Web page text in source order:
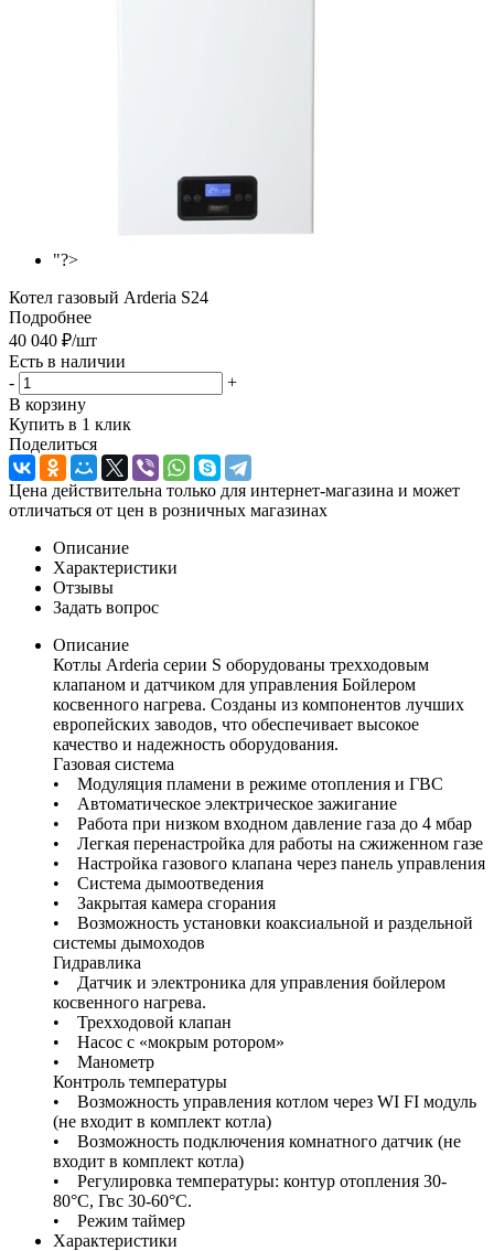
"?>
Котел газовый Arderia S24
Подробнее
40 040 ₽/шт
Есть в наличии
-
+
В корзину
Купить в 1 клик
Поделиться
Цена действительна только для интернет-магазина и может
отличаться от цен в розничных магазинах
Описание
Характеристики
Отзывы
Задать вопрос
Описание
Котлы Arderia серии S оборудованы трехходовым
клапаном и датчиком для управления Бойлером
косвенного нагрева. Созданы из компонентов лучших
европейских заводов, что обеспечивает высокое
качество и надежность оборудования.
Газовая система
• Модуляция пламени в режиме отопления и ГВС
• Автоматическое электрическое зажигание
• Работа при низком входном давление газа до 4 мбар
• Легкая перенастройка для работы на сжиженном газе
• Настройка газового клапана через панель управления
• Система дымоотведения
• Закрытая камера сгорания
• Возможность установки коаксиальной и раздельной
системы дымоходов
Гидравлика
• Датчик и электроника для управления бойлером
косвенного нагрева.
• Трехходовой клапан
• Насос с «мокрым ротором»
• Манометр
Контроль температуры
• Возможность управления котлом через WI FI модуль
(не входит в комплект котла)
• Возможность подключения комнатного датчик (не
входит в комплект котла)
• Регулировка температуры: контур отопления 30-
80°С, Гвс 30-60°С.
• Режим таймер
Характеристики